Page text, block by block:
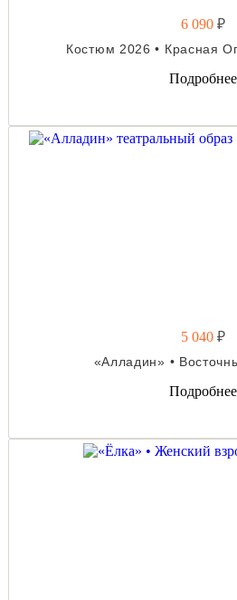
6 090 ₽
Костюм 2026 • Красная
Подробнее
5 040 ₽
«Алладин» •
Подробнее